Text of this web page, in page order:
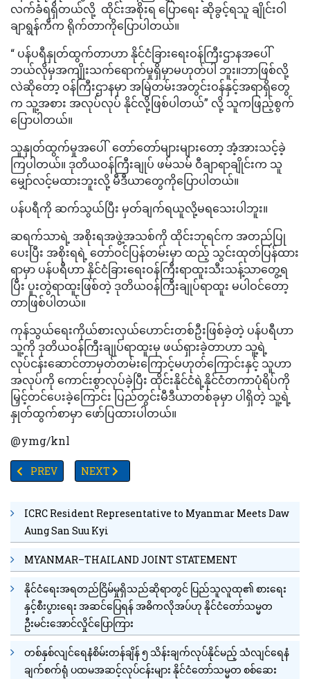
လက်ခံရရှိတယ်လို့ ထိုင်းအစိုးရ ပြောရေး ဆိုခွင့်ရသူ ချိုင်းဝါ
ချာရွန်ကီက ရိုက်တာကိုပြောပါတယ်။
“ ပန်ပရီနှုတ်ထွက်တာဟာ နိုင်ငံခြားရေးဝန်ကြီးဌာနအပေါ်
ဘယ်လိုမှအကျိုးသက်ရောက်မှုရှိမှာမဟုတ်ပါ ဘူး။ဘာဖြစ်လို့
လဲဆိုတော့ ဝန်ကြီးဌာနမှာ အမြဲတမ်းအတွင်းဝန်နှင့်အရာရှိတွေ
က သူ့အစား အလုပ်လုပ် နိုင်လို့ဖြစ်ပါတယ်” လို့ သူကဖြည့်စွက်
ပြောပါတယ်။
သူနှုတ်ထွက်မှုအပေါ် တော်တော်များများတော့ အံ့အားသင့်ခဲ့
ကြပါတယ်။ ဒုတိယဝန်ကြီးချုပ် ဖမ်သမ် ဝီချာရာချိုင်းက သူ
မျှော်လင့်မထားဘူးလို့ မီဒီယာတွေကိုပြောပါတယ်။
ပန်ပရီကို ဆက်သွယ်ပြီး မှတ်ချက်ရယူလို့မရသေးပါဘူး။
ဆရက်သာရဲ့ အစိုးရအဖွဲ့အသစ်ကို ထိုင်းဘုရင်က အတည်ပြု
ပေးပြီး အစိုးရရဲ့ တော်ဝင်ပြန်တမ်းမှာ ထည့် သွင်းထုတ်ပြန်ထား
ရာမှာ ပန်ပရီဟာ နိုင်ငံခြားရေးဝန်ကြီးရာထူးသီးသန့်သာတွေ့ရ
ပြီး ပူးတွဲရာထူးဖြစ်တဲ့ ဒုတိယဝန်ကြီးချုပ်ရာထူး မပါဝင်တော့
တာဖြစ်ပါတယ်။
ကုန်သွယ်ရေးကိုယ်စားလှယ်ဟောင်းတစ်ဦးဖြစ်ခဲ့တဲ့ ပန်ပရီဟာ
သူ့ကို ဒုတိယဝန်ကြီးချုပ်ရာထူးမှ ဖယ်ရှားခဲ့တာဟာ သူ့ရဲ့
လုပ်ငန်းဆောင်တာမှတ်တမ်းကြောင့်မဟုတ်ကြောင်းနှင့် သူဟာ
အလုပ်ကို ကောင်းစွာလုပ်ခဲ့ပြီး ထိုင်းနိုင်ငံရဲ့နိုင်ငံတကာပုံရိပ်ကို
မြှင့်တင်ပေးခဲ့ကြောင်း ပြည်တွင်းမီဒီယာတစ်ခုမှာ ပါရှိတဲ့ သူ့ရဲ့
နှုတ်ထွက်စာမှာ ဖော်ပြထားပါတယ်။
@ymg/knl
PREVIOUS ARTICLE: နွားနို့ထဲတွင်ငှက်တုပ်ကွေးဗိုင်းရပ်စ်တွေ့ရှိသဖြ
PREV NEXT ARTICLE: ထရမ့် သမ္မတဖြစ်လာလျှင် သူ၏ နို
NEXT
ICRC Resident Representative to Myanmar Meets Daw
Aung San Suu Kyi
MYANMAR–THAILAND JOINT STATEMENT
နိုင်ငံရေးအရတည်ငြိမ်မှုရှိသည်ဆိုရာတွင် ပြည်သူလူထု၏ စားရေး
နှင့်စီးပွားရေး အဆင်ပြေရန် အဓိကလိုအပ်ဟု နိုင်ငံတော်သမ္မတ
ဦးမင်းအောင်လှိုင်ပြောကြား
တစ်နှစ်လျင်ရေနံစိမ်းတန်ချိန် ၅ သိန်းချက်လုပ်နိုင်မည့် သံလျင်ရေနံ
ချက်စက်ရုံ ပထမအဆင့်လုပ်ငန်းများ နိုင်ငံတော်သမ္မတ စစ်ဆေး